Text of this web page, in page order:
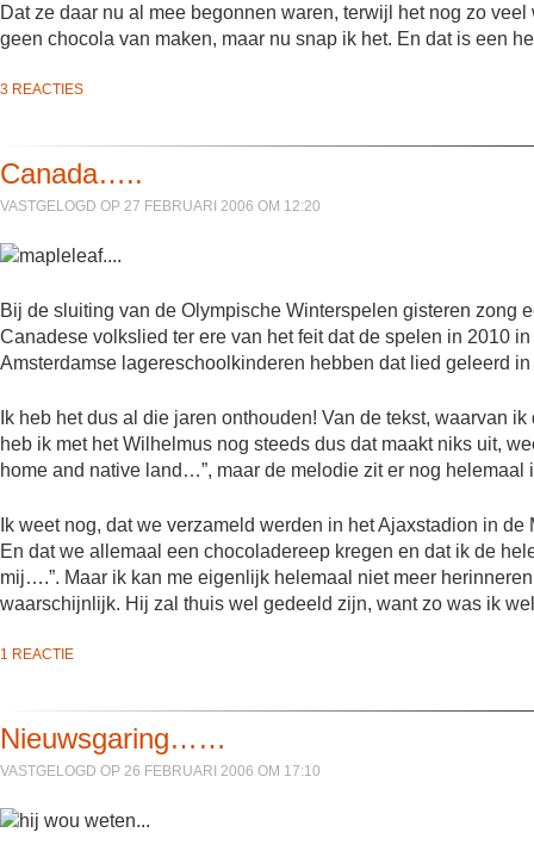
Dat ze daar nu al mee begonnen waren, terwijl het nog zo
geen chocola van maken, maar nu snap ik het. En dat is een
3 REACTIES
Canada…..
VASTGELOGD OP 27 FEBRUARI 2006 OM 12:20
Bij de sluiting van de Olympische Winterspelen gisteren zong
Canadese volkslied ter ere van het feit dat de spelen in 2010
Amsterdamse lagereschoolkinderen hebben dat lied geleerd
Ik heb het dus al die jaren onthouden! Van de tekst, waarvan
heb ik met het Wilhelmus nog steeds dus dat maakt niks uit,
home and native land…”, maar de melodie zit er nog helemaal
Ik weet nog, dat we verzameld werden in het Ajaxstadion in
En dat we allemaal een chocoladereep kregen en dat ik de
mij….”. Maar ik kan me eigenlijk helemaal niet meer
waarschijnlijk. Hij zal thuis wel gedeeld zijn, want zo was ik
1 REACTIE
Nieuwsgaring……
VASTGELOGD OP 26 FEBRUARI 2006 OM 17:10